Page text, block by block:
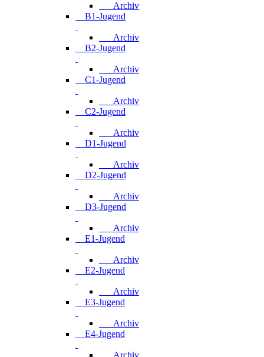
Archiv
B1-Jugend
Archiv
B2-Jugend
Archiv
C1-Jugend
Archiv
C2-Jugend
Archiv
D1-Jugend
Archiv
D2-Jugend
Archiv
D3-Jugend
Archiv
E1-Jugend
Archiv
E2-Jugend
Archiv
E3-Jugend
Archiv
E4-Jugend